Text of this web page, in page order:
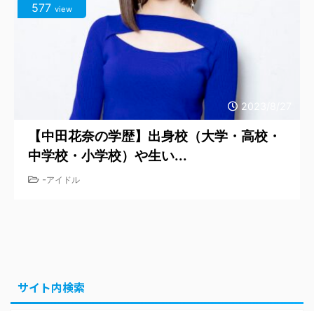
2023/8/27
577 view
【中田花奈の学歴】出身校（大学・高校・
中学校・小学校）や生い...
-アイドル
サイト内検索